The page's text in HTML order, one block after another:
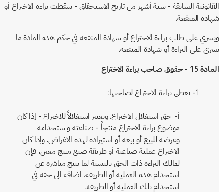
القانونية السابقة - ستة أشهر من تاريخ الاستحقاق - سقطت براءة الاختراع أو
شهادة المنفعة.
ويسري على طلب براءة الاختراع أو شهادة المنفعة في حكم هذه المادة ما
يسري على البراءة أو شهادة المنفعة.
المادة 15 - حقوق صاحب براءة الاختراع
1- تعطي براءة الاختراع لصاحبها:
أ‌- حق استغلال الاختراع. ويعتبر استغلالاً للاختراع - إذا كان
موضوع براءة الاختراع منتجاً - صناعته واستخدامه
وعرضه للبيع أو بيعه أو استيراده لهذه الاغراض. وإذا كان
الاختراع عملية صناعية أو طريقة صنع منتج معين، فإن
لمالك البراءة ذات الحق بالنسبة لما ينتج مباشرة عن
استخدام هذه العملية أو الطريقة، اضافة الى حقه في
استخدام تلك العملية أو الطريقة.